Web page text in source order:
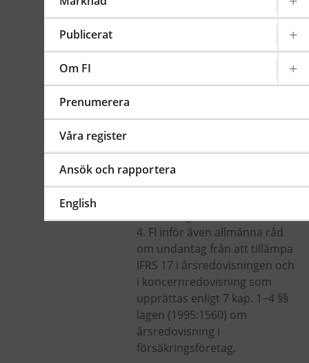
Publicerat
Om FI
Prenumerera
Våra register
Ansök och rapportera
English
tjänstepensionsföretag
Gäller från 2023-01-01FFFS
FI tar bort hänvisningarna i de
internationella
redovisningsstandarden IFRS
4. FI inför även allmänna råd
om undantag från att tillämpa
IFRS 17 i årsredovisningen och
i koncernredovisning som
upprättas enligt 7 kap. 1−4 §§
lagen (1995:1560) om
årsredovisning i
försäkringsföretag.